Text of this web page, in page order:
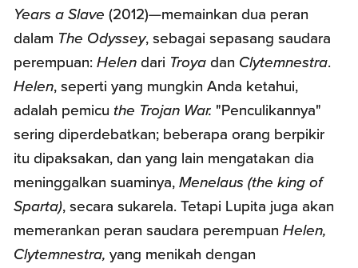
Years a Slave (2012)—memainkan dua peran
dalam The Odyssey, sebagai sepasang saudara
perempuan:Helen dari Troya dan Clytemnestra.
Helen, seperti yang mungkin Anda ketahui,
adalah pemicu the Trojan War. "Penculikannya"
sering diperdebatkan; beberapa orang berpikir
itu dipaksakan, dan yang lain mengatakan dia
meninggalkan suaminya,Menelaus (the king of
Sparta), secara sukarela. Tetapi Lupita juga akan
memerankan peran saudara perempuanHelen,
Clytemnestra, yang menikah dengan